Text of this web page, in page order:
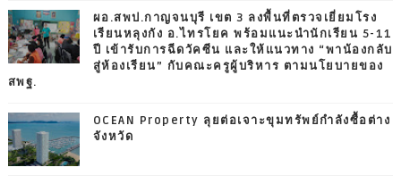
ผอ.สพป.กาญจนบุรี เขต 3 ลงพื้นที่ตรวจเยี่ยมโรง
เรียนหลุงกัง อ.ไทรโยค พร้อมแนะนำนักเรียน 5-11
ปี เข้ารับการฉีดวัคซีน และให้แนวทาง “พาน้องกลับ
สู่ห้องเรียน” กับคณะครูผู้บริหาร ตามนโยบายของ
สพฐ.
OCEAN Property ลุยต่อเจาะขุมทรัพย์กำลังซื้อต่าง
จังหวัด